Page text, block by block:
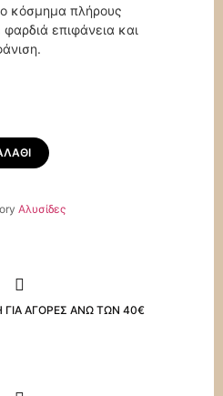
κόσμημα πλήρους
επιφάνεια και
Αλυσίδες
ΑΓΟΡΕΣ ΑΝΩ ΤΩΝ 40€